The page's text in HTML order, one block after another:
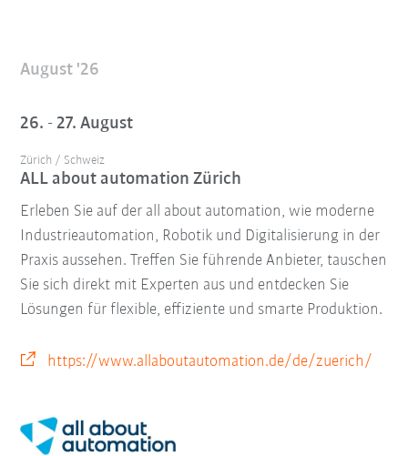
August '26
26. - 27. August
Zürich / Schweiz
ALL about automation Zürich
Erleben Sie auf der all about automation, wie moderne
Industrieautomation, Robotik und Digitalisierung in der
Praxis aussehen. Treffen Sie führende Anbieter, tauschen
Sie sich direkt mit Experten aus und entdecken Sie
Lösungen für flexible, effiziente und smarte Produktion.
https://www.allaboutautomation.de/de/zuerich/